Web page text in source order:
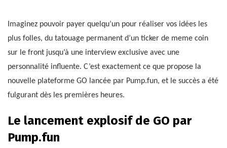
Imaginez pouvoir payer quelqu’un pour réaliser vos idées les
plus folles, du tatouage permanent d’un ticker de meme coin
sur le front jusqu’à une interview exclusive avec une
personnalité influente. C’est exactement ce que propose la
nouvelle plateforme GO lancée par Pump.fun, et le succès a été
fulgurant dès les premières heures.
Le lancement explosif de GO par
Pump.fun